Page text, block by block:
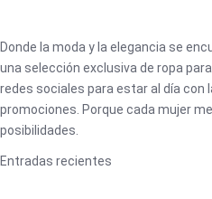
Donde la moda y la elegancia se
una selección exclusiva de ropa
redes sociales para estar al día con
promociones. Porque cada mujer
posibilidades.
Entradas recientes